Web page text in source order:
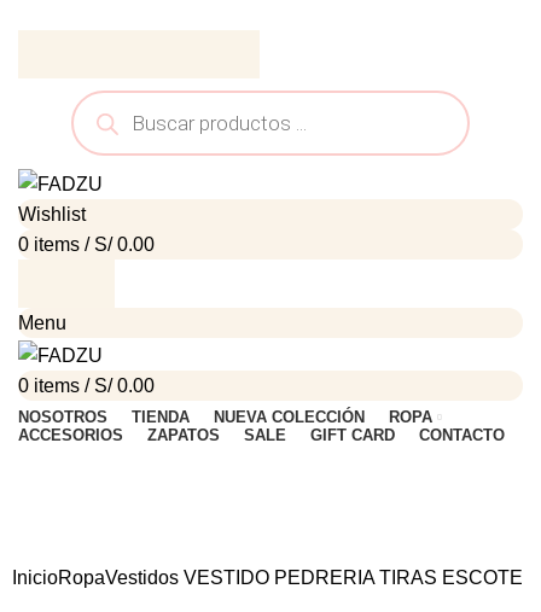
Wishlist
0 items / S/0.00
Menu
0 items / S/0.00
NOSOTROS TIENDA NUEVA COLECCIÓN
ROPA
ACCESORIOS
ZAPATOS SALE GIFT CARD CONTACTO
InicioRopaVestidos VESTIDO PEDRERIA TIRAS ESCOTE